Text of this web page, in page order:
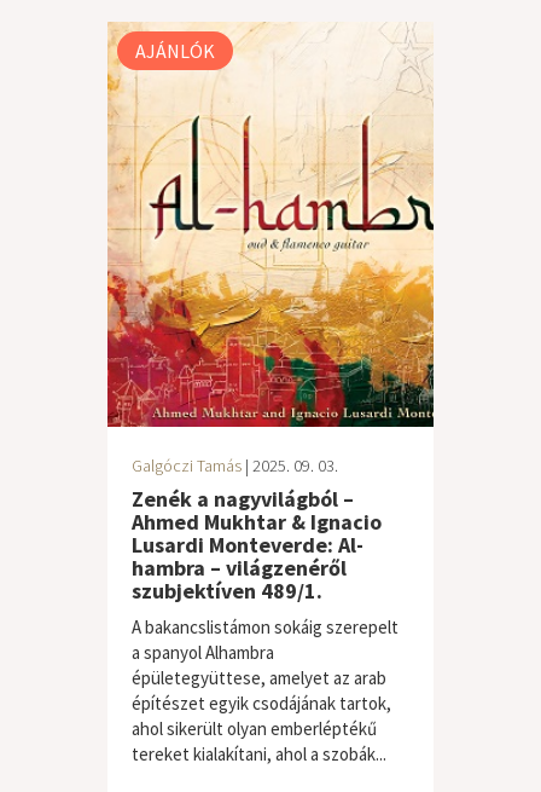
AJÁNLÓK
Galgóczi Tamás | 2025. 09. 03.
Zenék a nagyvilágból –
Ahmed Mukhtar & Ignacio
Lusardi Monteverde: Al-
hambra – világzenéről
szubjektíven 489/1.
A bakancslistámon sokáig szerepelt
a spanyol Alhambra
épületegyüttese, amelyet az arab
építészet egyik csodájának tartok,
ahol sikerült olyan emberléptékű
tereket kialakítani, ahol a szobák...
világzene / folk